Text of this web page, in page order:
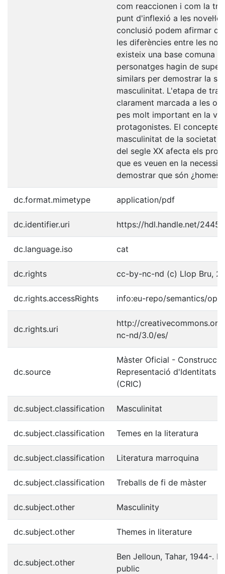
com reaccionen i com la
punt d'inflexió a les
conclusió podem afirmar
les diferències entre les
existeix una base comuna
personatges hagin de
similars per demostrar la
masculinitat. L'etapa de
clarament marcada a les
pes molt important en la
protagonistes. El concepte
masculinitat de la societat
del segle XX afecta els
que es veuen en la
demostrar que són
dc.format.mimetype application/pdf
dc.identifier.uri https://hdl.handle.net/
dc.language.iso cat
dc.rights cc-by-nc-nd (c) Llop Bru,
dc.rights.accessRights info:eu-repo/semantics/
dc.rights.uri
http://
nc-nd/3.0/es/
dc.source
Màster Oficial -
Representació d'Identitats
(CRIC)
dc.subject.classification Masculinitat
dc.subject.classification Temes en la literatura
dc.subject.classification Literatura marroquina
dc.subject.classification Treballs de fi de màster
dc.subject.other Masculinity
dc.subject.other Themes in literature
dc.subject.other
Ben Jelloun, Tahar, 1944-.
public